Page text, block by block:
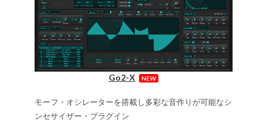
Go2-X NEW
モーフ・オシレーターを搭載し多彩な音作りが可能なシ
ンセサイザー・プラグイン